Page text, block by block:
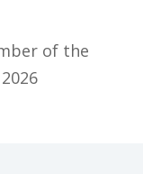
of the